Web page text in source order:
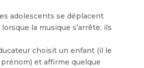
adolescents se déplacent
la musique s’arrête, ils
choisit un enfant (il le
et affirme quelque